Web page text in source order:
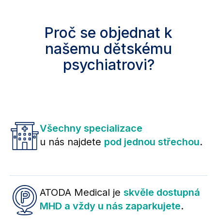
Proč se objednat k
našemu dětskému
psychiatrovi?
Všechny specializace
u nás najdete pod jednou střechou.
ATODA Medical je skvěle dostupná
MHD a vždy u nás zaparkujete.